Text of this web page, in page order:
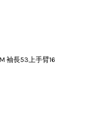
袖長53上手臂16